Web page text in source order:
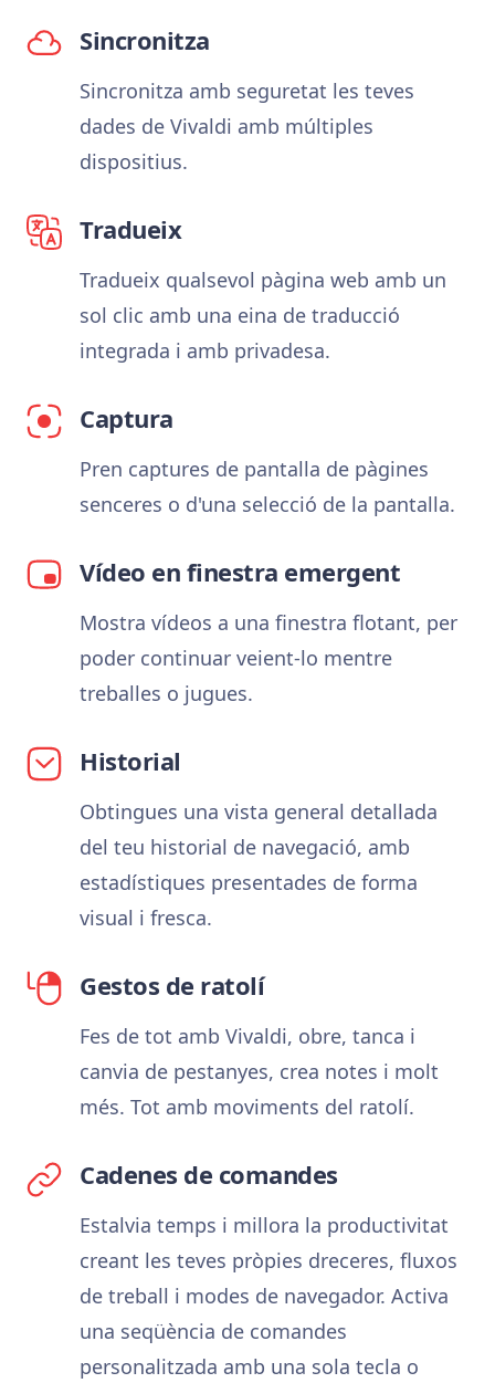
Sincronitza
Sincronitza amb seguretat les teves
dades de Vivaldi amb múltiples
dispositius.
Tradueix
Tradueix qualsevol pàgina web amb un
sol clic amb una eina de traducció
integrada i amb privadesa.
Captura
Pren captures de pantalla de pàgines
senceres o d'una selecció de la pantalla.
Vídeo en finestra emergent
Mostra vídeos a una finestra flotant, per
poder continuar veient-lo mentre
treballes o jugues.
Historial
Obtingues una vista general detallada
del teu historial de navegació, amb
estadístiques presentades de forma
visual i fresca.
Gestos de ratolí
Fes de tot amb Vivaldi, obre, tanca i
canvia de pestanyes, crea notes i molt
més. Tot amb moviments del ratolí.
Cadenes de comandes
Estalvia temps i millora la productivitat
creant les teves pròpies dreceres, fluxos
de treball i modes de navegador. Activa
una seqüència de comandes
personalitzada amb una sola tecla o